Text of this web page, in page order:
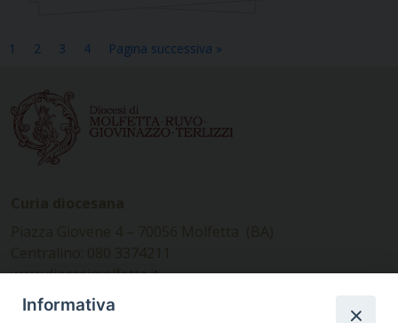
1 2 3 4 Pagina successiva »
www.diocesimolfetta.it –
diocesimolfetta@pec.chiesacattolica.it
Informativa